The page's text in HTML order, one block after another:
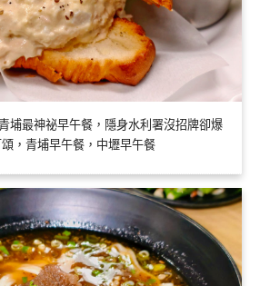
埔最神祕早午餐，隱身水利署沒招牌卻爆
，青埔早午餐，中壢早午餐